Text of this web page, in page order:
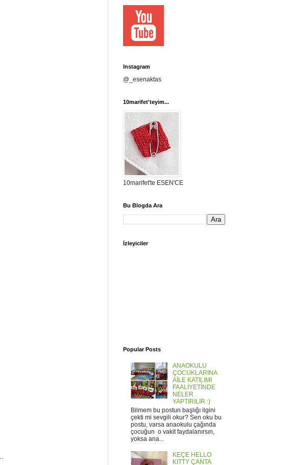
Instagram
@_esenaktas
10marifet'teyim...
10marifet'te ESEN'CE
Bu Blogda Ara
İzleyiciler
Popular Posts
ANAOKULU
ÇOCUKLARINA
AİLE KATILIMI
FAALİYETİNDE
NELER
YAPTIRILIR :)
Bilmem bu postun başlığı ilgini
çekti mi sevgili okur? Sen oku bu
postu, varsa anaokulu çağında
çocuğun o vakit faydalanırsın,
yoksa ana...
KEÇE HELLO
KITTY ÇANTA